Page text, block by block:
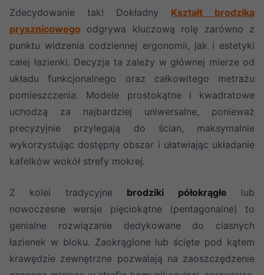
Zdecydowanie tak! Dokładny Kształt brodzika
prysznicowego odgrywa kluczową rolę zarówno z
punktu widzenia codziennej ergonomii, jak i estetyki
całej łazienki. Decyzja ta zależy w głównej mierze od
układu funkcjonalnego oraz całkowitego metrażu
pomieszczenia. Modele prostokątne i kwadratowe
uchodzą za najbardziej uniwersalne, ponieważ
precyzyjnie przylegają do ścian, maksymalnie
wykorzystując dostępny obszar i ułatwiając układanie
kafelków wokół strefy mokrej.
Z kolei tradycyjne brodziki półokrągłe lub
nowoczesne wersje pięciokątne (pentagonalne) to
genialne rozwiązanie dedykowane do ciasnych
łazienek w bloku. Zaokrąglone lub ścięte pod kątem
krawędzie zewnętrzne pozwalają na zaoszczędzenie